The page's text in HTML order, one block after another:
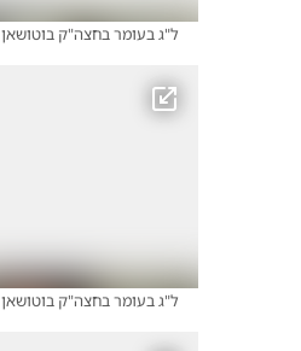
ל"ג בעומר בחצה"ק בוטושאן
ל"ג בעומר בחצה"ק בוטושאן